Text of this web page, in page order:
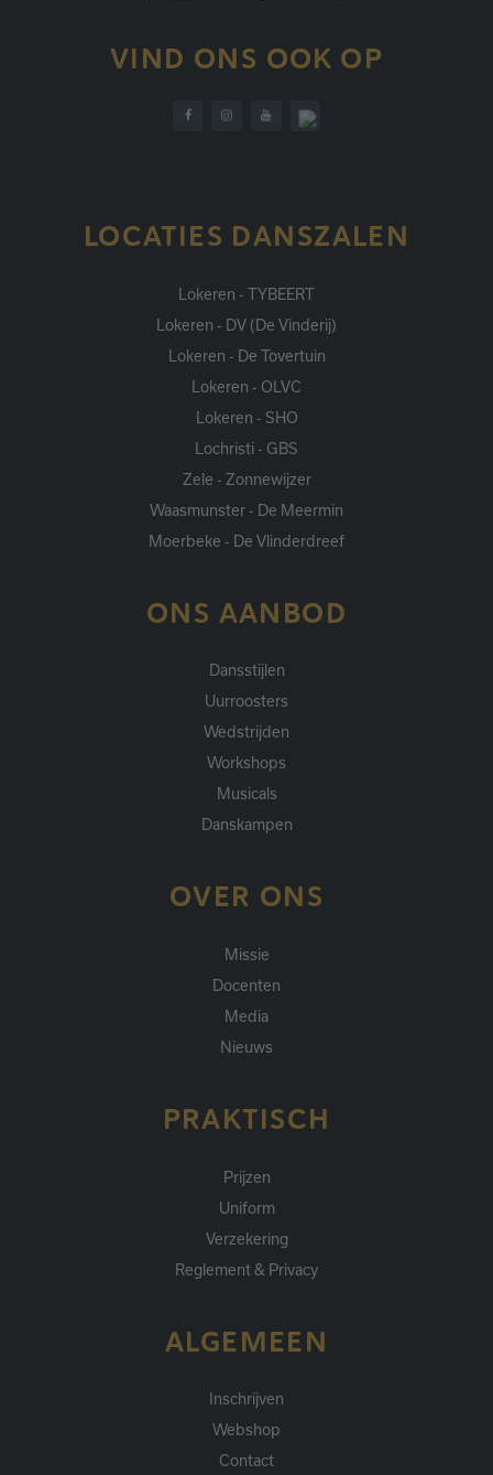
VIND ONS OOK OP
LOCATIES DANSZALEN
Lokeren - TYBEERT
Lokeren - DV (De Vinderij)
Lokeren - De Tovertuin
Lokeren - OLVC
Lokeren - SHO
Lochristi - GBS
Zele - Zonnewijzer
Waasmunster - De Meermin
Moerbeke - De Vlinderdreef
ONS AANBOD
Dansstijlen
Uurroosters
Wedstrijden
Workshops
Musicals
Danskampen
OVER ONS
Missie
Docenten
Media
Nieuws
PRAKTISCH
Prijzen
Uniform
Verzekering
Reglement & Privacy
ALGEMEEN
Inschrijven
Webshop
Contact